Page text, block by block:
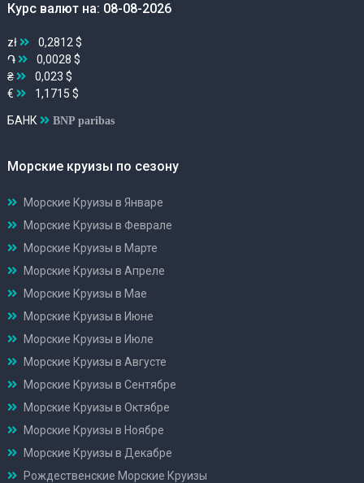
Курс валют на: 08-08-2026
zł
0,2812 $
֏
0,0028 $
₴
0,023 $
€
1,1715 $
БАНК BNP paribas
Морские круизы по сезону
Морские Круизы в Январе
Морские Круизы в Феврале
Морские Круизы в Марте
Морские Круизы в Апреле
Морские Круизы в Мае
Морские Круизы в Июне
Морские Круизы в Июле
Морские Круизы в Августе
Морские Круизы в Сентябре
Морские Круизы в Октябре
Морские Круизы в Ноябре
Морские Круизы в Декабре
Рождественские Морские Круизы